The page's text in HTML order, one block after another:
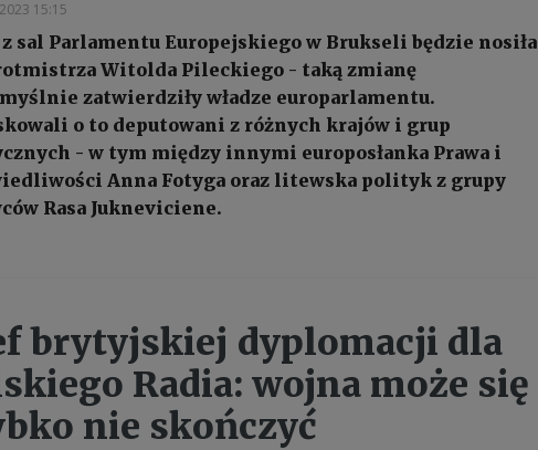
15:15
z sal Parlamentu Europejskiego w Brukseli będzie nosiła
Witolda Pileckiego - taką zmianę
zatwierdziły władze europarlamentu.
o to deputowani z różnych krajów i grup
- w tym między innymi europosłanka Prawa i
Anna Fotyga oraz litewska polityk z grupy
Rasa Jukneviciene.
brytyjskiej dyplomacji dla
Radia: wojna może się
nie skończyć